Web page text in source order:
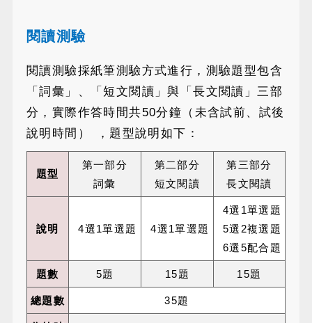
閱讀測驗
閱讀測驗採紙筆測驗方式進行，測驗題型包含
「詞彙」、「短文閱讀」與「長文閱讀」三部
分，實際作答時間共50分鐘（未含試前、試後
說明時間） ，題型說明如下：
題型
第一部分
詞彙
第二部分
短文閱讀
第三部分
長文閱讀
說明 4選1單選題 4選1單選題
4選1單選題
5選2複選題
6選5配合題
題數 5題 15題 15題
總題數 35題